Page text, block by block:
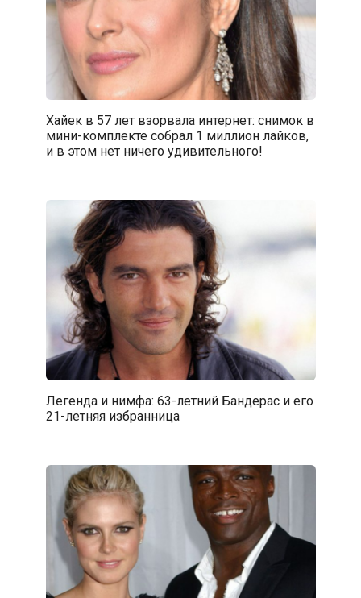
Хайек в 57 лет взорвала интернет: снимок в
мини-комплекте собрал 1 миллион лайков,
и в этом нет ничего удивительного!
Легенда и нимфа: 63-летний Бандерас и его
21-летняя избранница